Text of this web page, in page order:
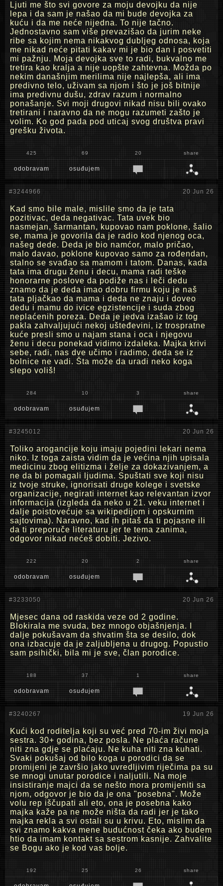
Ljuti me što svi govore za moju devojku da nije
lepa i da sam je našao da mi bude devojka za
kuću i da me neće nijedna. To nije tačno.
Jednostavno sam više prevazišao da jurim neke
ribe sa kojim nema nikakvog dubljeg odnosa, koja
me nikad neće pitati kakav mi je bio dan i posvetiti
mi pažnju. Moja devojka sve to radi, bukvalno me
tretira kao kralja a nije uopšte zahtevna. Možda po
nekim današnjim merilima nije najlepša, ali ima
predivno telo, uživam sa njom i što je još bitnije
ima predivnu dušu, zdrav razum i normalno
ponašanje. Svi moji drugovi nikad nisu bili ovako
tretirani i naravno da ne mogu razumeti zašto je
volim. Ko god pada pod uticaj svog društva pravi
grešku života.
425 69 20 share
odobravam osuđujem
#3244966 20 Jun 26
Kad smo bile male, mislile smo da je tata
pozitivac, deda negativac. Tata uvek bio
nasmejan, šarmantan, kupovao nam poklone, šalio
se, mama je govorila da je radio kod njenog oca,
našeg dede. Deda je bio namćor, malo pričao,
malo davao, poklone kupovao samo za rođendan,
stalno se svađao sa mamom i tatom. Danas, kada
tata ima drugu ženu i decu, mama radi teške
honorarne poslove da podiže nas i leči dedu
znamo da je deda imao dobru firmu koju je naš
tata pljačkao da mama i deda ne znaju i doveo
dedu i mamu do ivice egzistencije i suda zbog
neplaćenih poreza. Deda je jedva izašao iz tog
pakla zahvaljujući nekoj ušteđevini, iz trospratne
kuće presli smo u najam stana i oca i njegovu
ženu i decu ponekad vidimo izdaleka. Majka krivi
sebe, radi, nas dve učimo i radimo, deda se iz
bolnice ne vadi. Šta može da uradi neko koga
slepo voliš!
284 10 3 share
odobravam osuđujem
#3245012 20 Jun 26
Toliko arogancije koju imaju pojedini lekari nema
niko. Iz toga zaista vidim da je većina njih upisala
medicinu zbog elitizma i želje za dokazivanjem, a
ne da bi pomagali ljudima. Spuštati sve koji nisu
iz tvoje struke, ignorisati druge kolege i svetske
organizacije, negirati internet kao relevantan izvor
informacija (izgleda da neko u 21. veku internet i
dalje poistovećuje sa wikipedijom i opskurnim
sajtovima). Naravno, kad ih pitaš da ti pojasne ili
da ti preporuče literaturu jer te tema zanima,
odgovor nikad nećeš dobiti. Jezivo.
222 20 2 share
odobravam osuđujem
#3233050 20 Jun 26
Mjesec dana od raskida veze od 2 godine.
Blokirala me svuda, bez mnogo objašnjenja. I
dalje pokušavam da shvatim šta se desilo, dok
ona izbacuje da je zaljubljena u drugog. Popustio
sam psihički, bila mi je sve, član porodice.
188 37 1 share
odobravam osuđujem
#3240267 19 Jun 26
Kući kod roditelja koji su već pred 70-im živi moja
sestra. 30+ godina, bez posla. Ne plaća račune
niti zna gdje se plaćaju. Ne kuha niti zna kuhati.
Svaki pokušaj od bilo koga u porodici da se
promijeni je završio jako uvredljivim riječima pa su
se mnogi unutar porodice i naljutili. Na moje
insistiranje majci da se nešto mora promijeniti sa
njom, odgovor je bio da je ona "posebna". Može
volu rep iščupati ali eto, ona je posebna kako
majka kaže pa ne može ništa da radi jer je tako
majka rekla a svi ostali su u krivu. Eto, mislim da
svi znamo kakva mene budućnost čeka ako budem
htio da imam kontakt sa sestrom kasnije. Zahvalite
se Bogu ako je kod vas bolje.
192 25 26 share